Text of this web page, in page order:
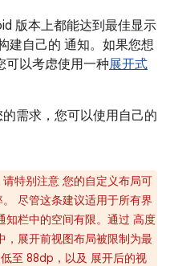
版本上都能达到最佳显示
建自己的 通知。如果您想
可以考虑使用一种展开式
需求，您可以使用自己的
特别注意 您的自定义布局可
尽管这条建议适用于所有界
知栏中的空间有限。通过 高度
展开前视图布局被限制为最
至 88dp，以及 展开后的视